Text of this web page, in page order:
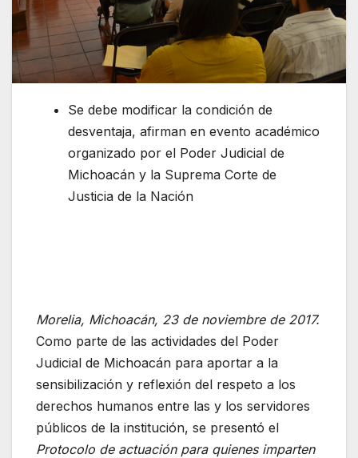
Se debe modificar la condición de
desventaja, afirman en evento académico
organizado por el Poder Judicial de
Michoacán y la Suprema Corte de
Justicia de la Nación
Morelia, Michoacán, 23 de noviembre de 2017.
Como parte de las actividades del Poder
Judicial de Michoacán para aportar a la
sensibilización y reflexión del respeto a los
derechos humanos entre las y los servidores
públicos de la institución, se presentó el
Protocolo de actuación para quienes imparten